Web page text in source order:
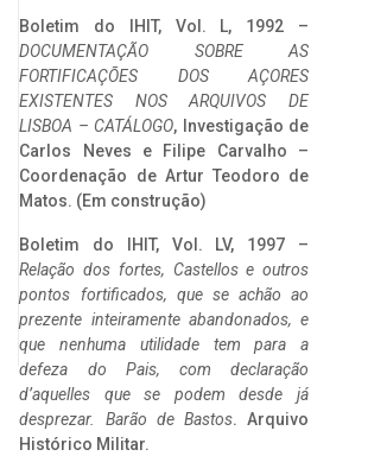
Boletim do IHIT, Vol. L, 1992 –
DOCUMENTAÇÃO SOBRE AS
FORTIFICAÇÕES DOS AÇORES
EXISTENTES NOS ARQUIVOS DE
LISBOA – CATÁLOGO, Investigação de
Carlos Neves e Filipe Carvalho –
Coordenação de Artur Teodoro de
Matos. (Em construção)
Boletim do IHIT, Vol. LV, 1997 –
Relação dos fortes, Castellos e outros
pontos fortificados, que se achão ao
prezente inteiramente abandonados, e
que nenhuma utilidade tem para a
defeza do Pais, com declaração
d’aquelles que se podem desde já
desprezar. Barão de Bastos. Arquivo
Histórico Militar.